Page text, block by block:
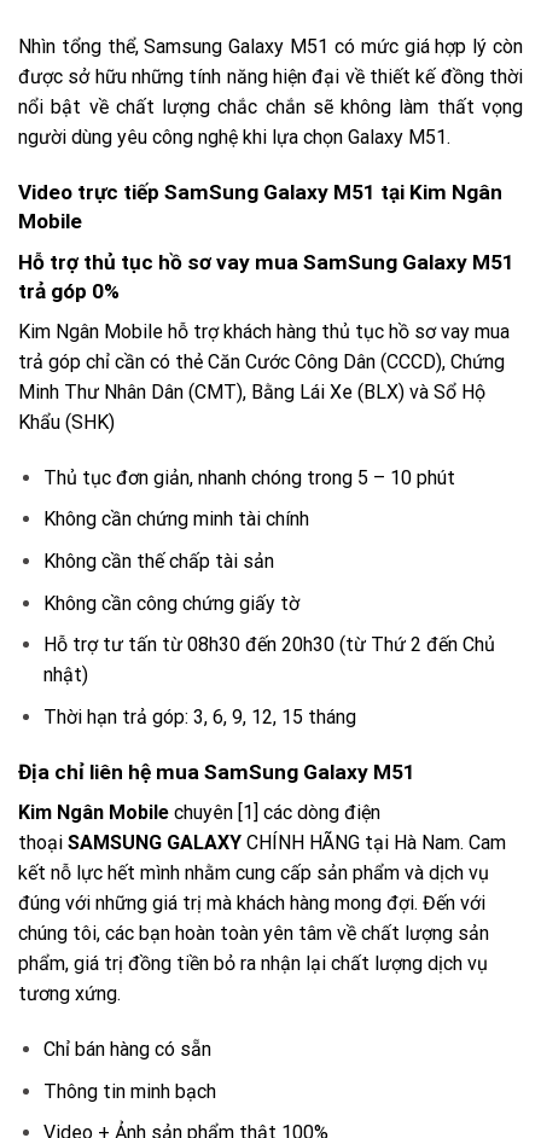
Nhìn tổng thể, Samsung Galaxy M51 có mức giá hợp lý còn
được sở hữu những tính năng hiện đại về thiết kế đồng thời
nổi bật về chất lượng chắc chắn sẽ không làm thất vọng
người dùng yêu công nghệ khi lựa chọn Galaxy M51.
Video trực tiếp SamSung Galaxy M51 tại Kim Ngân
Mobile
Hỗ trợ thủ tục hồ sơ vay mua SamSung Galaxy M51
trả góp 0%
Kim Ngân Mobile hỗ trợ khách hàng thủ tục hồ sơ vay mua
trả góp chỉ cần có thẻ Căn Cước Công Dân (CCCD), Chứng
Minh Thư Nhân Dân (CMT), Bằng Lái Xe (BLX) và Sổ Hộ
Khẩu (SHK)
Thủ tục đơn giản, nhanh chóng trong 5 – 10 phút
Không cần chứng minh tài chính
Không cần thế chấp tài sản
Không cần công chứng giấy tờ
Hỗ trợ tư tấn từ 08h30 đến 20h30 (từ Thứ 2 đến Chủ
nhật)
Thời hạn trả góp: 3, 6, 9, 12, 15 tháng
Địa chỉ liên hệ mua SamSung Galaxy M51
Kim Ngân Mobile chuyên [1] các dòng điện
thoại SAMSUNG GALAXY CHÍNH HÃNG tại Hà Nam. Cam
kết nỗ lực hết mình nhằm cung cấp sản phẩm và dịch vụ
đúng với những giá trị mà khách hàng mong đợi. Đến với
chúng tôi, các bạn hoàn toàn yên tâm về chất lượng sản
phẩm, giá trị đồng tiền bỏ ra nhận lại chất lượng dịch vụ
tương xứng.
Chỉ bán hàng có sẵn
Thông tin minh bạch
Video + Ảnh sản phẩm thật 100%